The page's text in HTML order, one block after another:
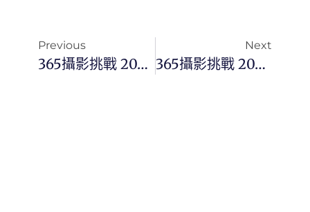
Previous
365攝影挑戰 20260410(五)100/365 Day3753
Next
365攝影挑戰 20260412(日)102/365 Day3755